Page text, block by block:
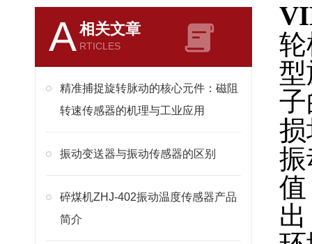
A相关文章
RTICLES
精准捕捉旋转脉动的核心元件：磁阻
转速传感器的机理与工业应用
振动变送器与振动传感器的区别
碎煤机ZHJ-402振动温度传感器产品
简介